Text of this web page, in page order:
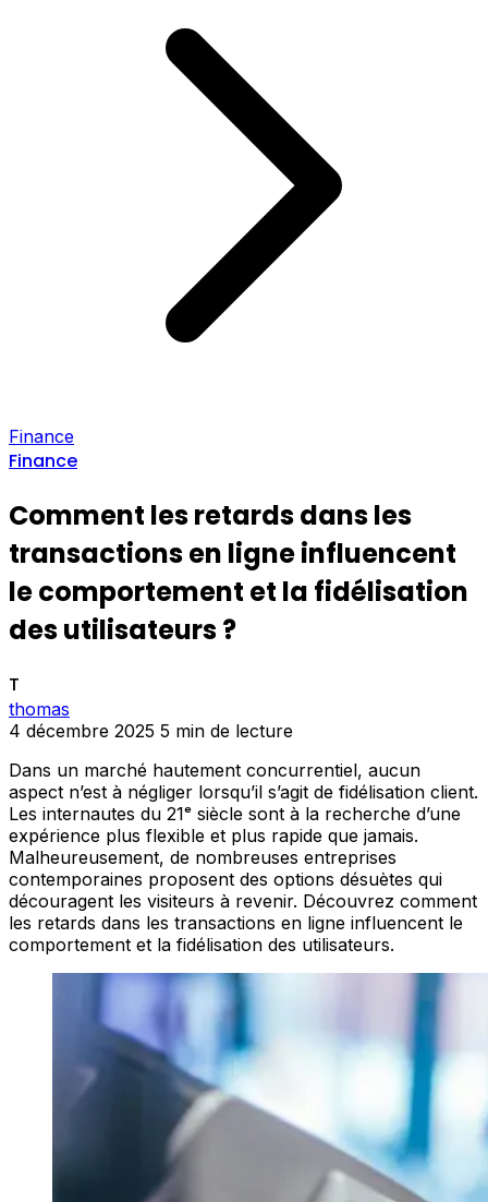
Finance
Finance
Comment les retards dans les
transactions en ligne influencent
le comportement et la fidélisation
des utilisateurs ?
T
thomas
4 décembre 2025 5 min de lecture
Dans un marché hautement concurrentiel, aucun
aspect n’est à négliger lorsqu’il s’agit de fidélisation client.
Les internautes du 21ᵉ siècle sont à la recherche d’une
expérience plus flexible et plus rapide que jamais.
Malheureusement, de nombreuses entreprises
contemporaines proposent des options désuètes qui
découragent les visiteurs à revenir. Découvrez comment
les retards dans les transactions en ligne influencent le
comportement et la fidélisation des utilisateurs.